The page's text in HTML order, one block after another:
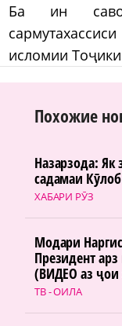
Ба ин
исломии
Похожие
ХАБАРИ РӮЗ
Назарзода:
садамаи
ТВ - ОИЛА
Модари
Президент
(ВИДЕО аз ҷои